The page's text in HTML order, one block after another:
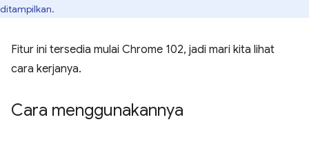
ditampilkan.
Fitur ini tersedia mulai Chrome 102, jadi mari kita lihat
cara kerjanya.
Cara menggunakannya